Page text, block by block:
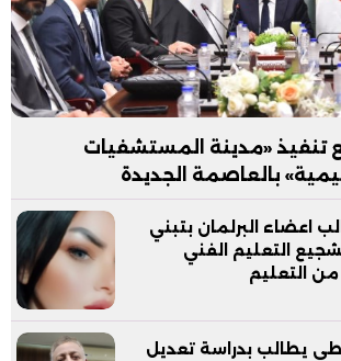
تنفيذ «مدينة المستشفيات
بالعاصمة الجديدة
اعضاء البرلمان بتبني
التعليم الفني
التعليم
يطالب بدراسة تعديل